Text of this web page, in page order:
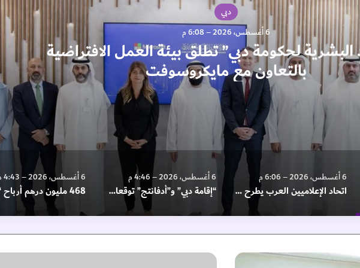
دبي
6 أغسطس، 2026 – 6:08 م
البشرية لحكومة دبي” تطلق بيئة العمل الافتراضية
بالتعاون مع مايكروسوفت
6 أغسطس، 2026 – 6:06 م
اتحاد الإعلاميين العرب يطرح رؤية لتعزيز الحوكمة الرقمية العالمية
6 أغسطس، 2026 – 4:46 م
“إقامة دبي” و”أدفانتج” توقعان مذكرة لتعزيز الفعاليات الرقمية في الخدمات الحكومية
6 أغسطس، 2026 – 4:43 م
"